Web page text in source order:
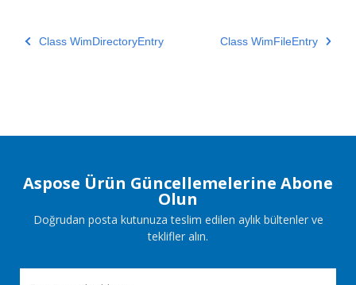
Class WimDirectoryEntry Class WimFileEntry
Aspose Ürün Güncellemelerine Abone
Olun
Doğrudan posta kutunuza teslim edilen aylık bültenler ve
teklifler alın.